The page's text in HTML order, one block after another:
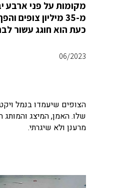
מ-35 מיליון
כעת הוא חוגג עשור
06/2023
הצופים שיעמדו בנמל
מרענן ולא שיגרתי.